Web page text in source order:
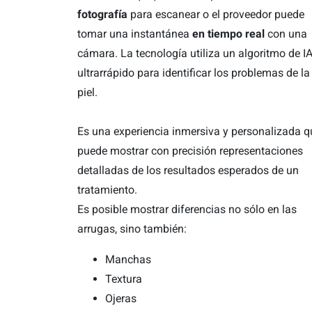
fotografía para escanear o el proveedor puede
tomar una instantánea en tiempo real con una
cámara. La tecnología utiliza un algoritmo de IA
ultrarrápido para identificar los problemas de la
piel.
Es una experiencia inmersiva y personalizada
puede mostrar con precisión representaciones
detalladas de los resultados esperados de un
tratamiento.
Es posible mostrar diferencias no sólo en las
arrugas, sino también:
Manchas
Textura
Ojeras